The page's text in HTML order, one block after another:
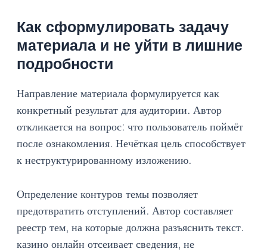
Как сформулировать задачу
материала и не уйти в лишние
подробности
Направление материала формулируется как
конкретный результат для аудитории. Автор
откликается на вопрос: что пользователь поймёт
после ознакомления. Нечёткая цель способствует
к неструктурированному изложению.
Определение контуров темы позволяет
предотвратить отступлений. Автор составляет
реестр тем, на которые должна разъяснить текст.
казино онлайн отсеивает сведения, не